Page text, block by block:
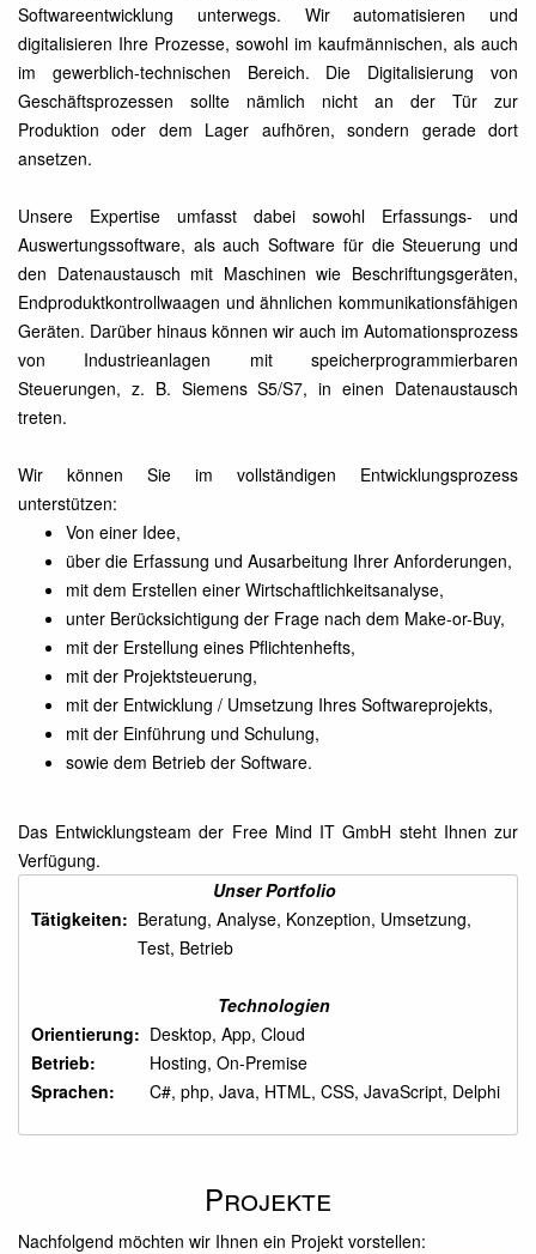
Softwareentwicklung unterwegs. Wir automatisieren und
digitalisieren Ihre Prozesse, sowohl im kaufmännischen, als auch
im gewerblich-technischen Bereich. Die Digitalisierung von
Geschäftsprozessen sollte nämlich nicht an der Tür zur
Produktion oder dem Lager aufhören, sondern gerade dort
ansetzen.
Unsere Expertise umfasst dabei sowohl Erfassungs- und
Auswertungssoftware, als auch Software für die Steuerung und
den Datenaustausch mit Maschinen wie Beschriftungsgeräten,
Endproduktkontrollwaagen und ähnlichen kommunikationsfähigen
Geräten. Darüber hinaus können wir auch im Automationsprozess
von Industrieanlagen mit speicherprogrammierbaren
Steuerungen, z. B. Siemens S5/S7, in einen Datenaustausch
treten.
Wir können Sie im vollständigen Entwicklungsprozess
unterstützen:
Von einer Idee,
über die Erfassung und Ausarbeitung Ihrer Anforderungen,
mit dem Erstellen einer Wirtschaftlichkeitsanalyse,
unter Berücksichtigung der Frage nach dem Make-or-Buy,
mit der Erstellung eines Pflichtenhefts,
mit der Projektsteuerung,
mit der Entwicklung / Umsetzung Ihres Softwareprojekts,
mit der Einführung und Schulung,
sowie dem Betrieb der Software.
Das Entwicklungsteam der Free Mind IT GmbH steht Ihnen zur
Verfügung.
Unser Portfolio
Tätigkeiten: Beratung, Analyse, Konzeption, Umsetzung,
Test, Betrieb
Technologien
Orientierung: Desktop, App, Cloud
Betrieb:
Hosting, On-Premise
Sprachen:
C#, php, Java, HTML, CSS, JavaScript, Delphi
Projekte
Nachfolgend möchten wir Ihnen ein Projekt vorstellen: